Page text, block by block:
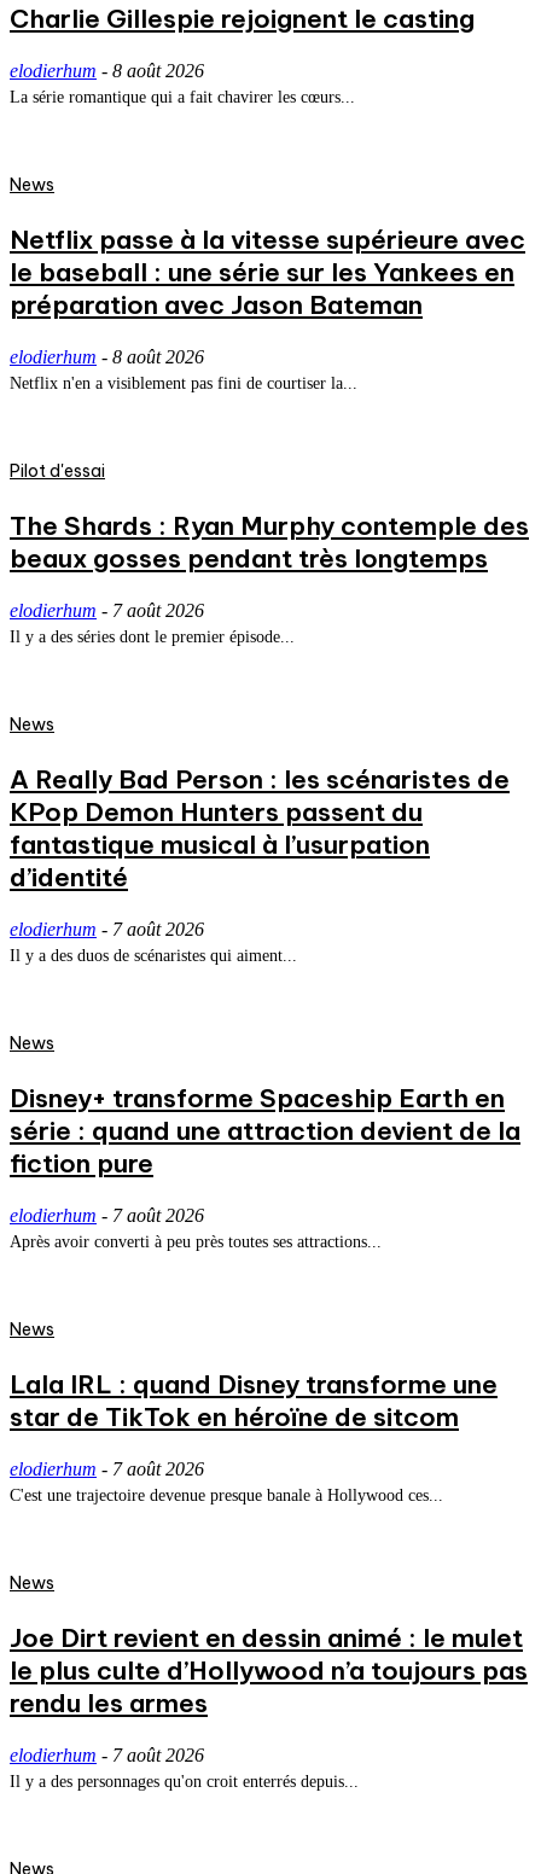
Charlie Gillespie rejoignent le casting
elodierhum - 8 août 2026
La série romantique qui a fait chavirer les cœurs...
News
Netflix passe à la vitesse supérieure avec
le baseball : une série sur les Yankees en
préparation avec Jason Bateman
elodierhum - 8 août 2026
Netflix n'en a visiblement pas fini de courtiser la...
Pilot d'essai
The Shards : Ryan Murphy contemple des
beaux gosses pendant très longtemps
elodierhum - 7 août 2026
Il y a des séries dont le premier épisode...
News
A Really Bad Person : les scénaristes de
KPop Demon Hunters passent du
fantastique musical à l’usurpation
d’identité
elodierhum - 7 août 2026
Il y a des duos de scénaristes qui aiment...
News
Disney+ transforme Spaceship Earth en
série : quand une attraction devient de la
fiction pure
elodierhum - 7 août 2026
Après avoir converti à peu près toutes ses attractions...
News
Lala IRL : quand Disney transforme une
star de TikTok en héroïne de sitcom
elodierhum - 7 août 2026
C'est une trajectoire devenue presque banale à Hollywood ces...
News
Joe Dirt revient en dessin animé : le mulet
le plus culte d’Hollywood n’a toujours pas
rendu les armes
elodierhum - 7 août 2026
Il y a des personnages qu'on croit enterrés depuis...
News